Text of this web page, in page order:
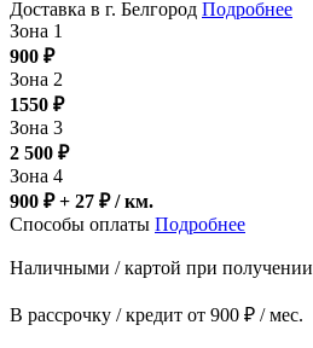
Доставка в г. Белгород Подробнее
Зона 1
900 ₽
Зона 2
1550 ₽
Зона 3
2 500 ₽
Зона 4
900 ₽ + 27 ₽/ км.
Способы оплаты Подробнее
Наличными / картой при получении
В рассрочку / кредит от 900 ₽ / мес.